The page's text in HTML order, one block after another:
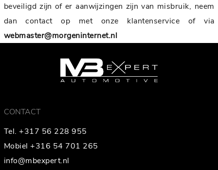
beveiligd zijn of er aanwijzingen zijn van misbruik, neem
dan contact op met onze klantenservice of via
webmaster@morgeninternet.nl
CONTACT
Tel. +317 56 228 955
Mobiel +316 54 701 265
info@mbexpert.nl